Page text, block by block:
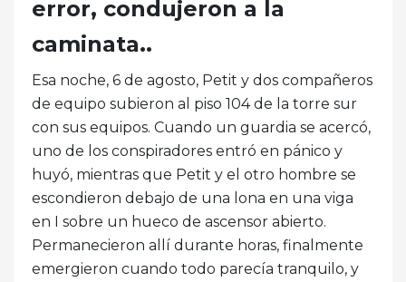
error, condujeron a la
caminata..
Esa noche, 6 de agosto, Petit y dos compañeros
de equipo subieron al piso 104 de la torre sur
con sus equipos. Cuando un guardia se acercó,
uno de los conspiradores entró en pánico y
huyó, mientras que Petit y el otro hombre se
escondieron debajo de una lona en una viga
en I sobre un hueco de ascensor abierto.
Permanecieron allí durante horas, finalmente
emergieron cuando todo parecía tranquilo, y